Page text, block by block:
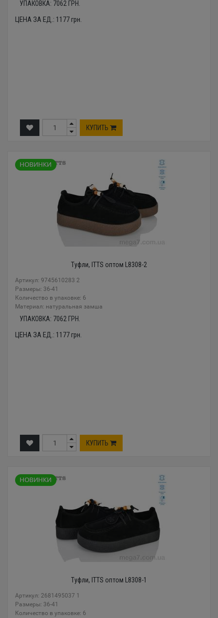
УПАКОВКА: 7062 ГРН.
ЦЕНА ЗА ЕД.: 1177грн.
КУПИТЬ
Туфли, ITTS оптом L8308-2
Артикул: 9745610283 2
Размеры: 36-41
Количество в упаковке: 6
Материал: натуральная замша
УПАКОВКА: 7062 ГРН.
ЦЕНА ЗА ЕД.: 1177грн.
КУПИТЬ
Туфли, ITTS оптом L8308-1
Артикул: 2681495037 1
Размеры: 36-41
Количество в упаковке: 6